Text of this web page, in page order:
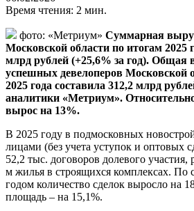
Время чтения: 2 мин.
фото: «Метриум» Суммарная
Московской области по итогам 2025
млрд рублей (+25,6% за год). Общая
успешных девелоперов Московской
2025 года составила 312,2 млрд
аналитики «Метриум».
вырос на 13%.
В 2025 году в подмосковных
лицами (без учета уступок и оптовых
52,2 тыс. договоров долевого участия,
м жилья в строящихся комплексах. По
годом количество сделок выросло на
площадь – на 15,1%.